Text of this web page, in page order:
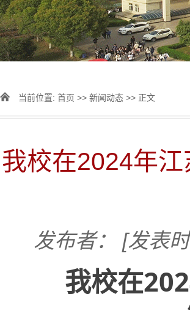
当前位置: 首页 >> 新闻动态 >> 正文
我校在2024年
发布者： [发表
我校在